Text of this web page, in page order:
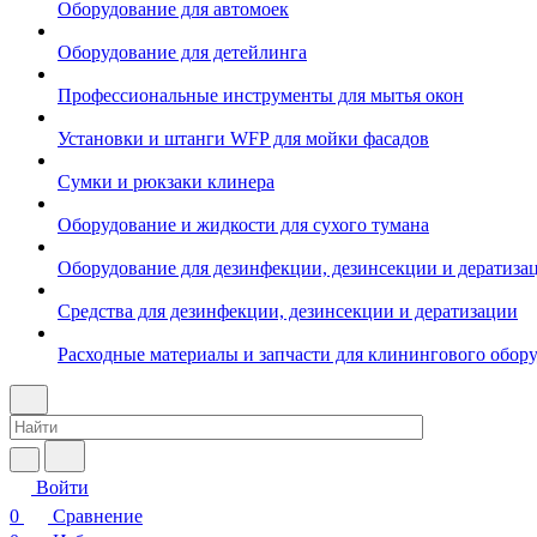
Оборудование для автомоек
Оборудование для детейлинга
Профессиональные инструменты для мытья окон
Установки и штанги WFP для мойки фасадов
Сумки и рюкзаки клинера
Оборудование и жидкости для сухого тумана
Оборудование для дезинфекции, дезинсекции и
Средства для дезинфекции, дезинсекции и дератизации
Расходные материалы и запчасти для клинингового
Войти
0
Сравнение